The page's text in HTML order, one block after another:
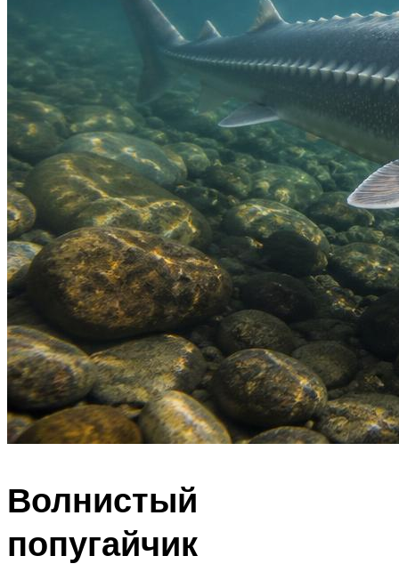
Волнистый
попугайчик